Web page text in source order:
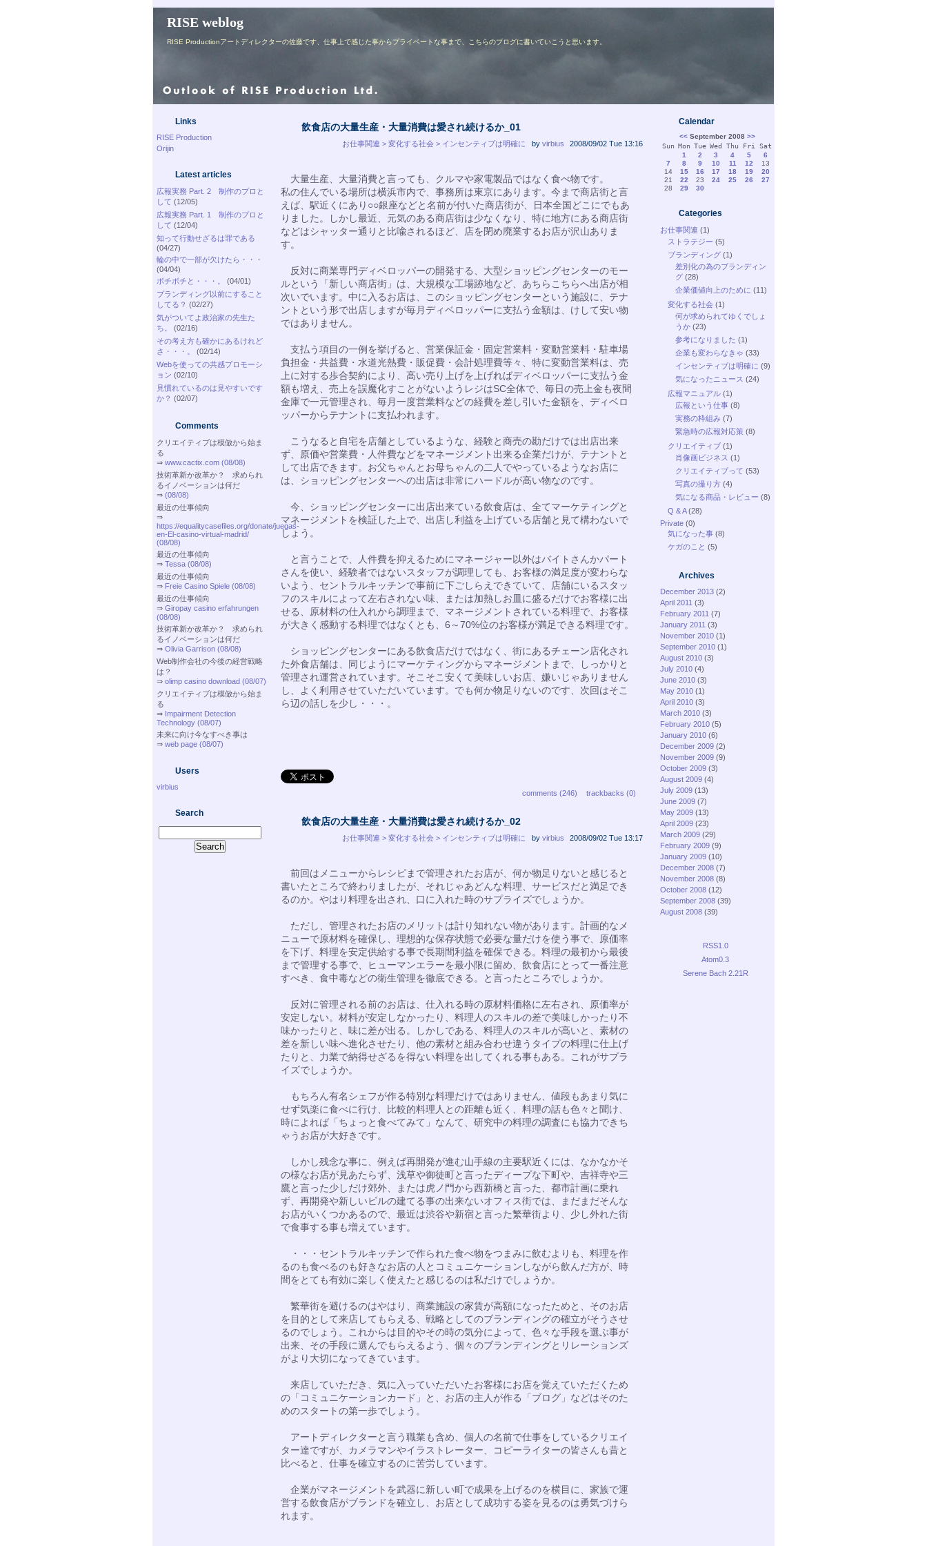
RISE weblog
RISE Productionアートディレクターの佐藤です、仕事上で感じた事からプライベートな事まで、こちらのブログに書いていこうと思います。
Links
RISE Production
Orijin
Latest articles
広報実務 Part. 2 制作のプロと
して (12/05)
広報実務 Part. 1 制作のプロと
して (12/04)
知って行動せざるは罪である
(04/27)
輪の中で一部が欠けたら・・・
(04/04)
ボチボチと・・・。
(04/01)
ブランディング以前にすること
してる？ (02/27)
気がついてよ政治家の先生た
ち。
(02/16)
その考え方も確かにあるけれど
さ・・・。
(02/14)
Webを使っての共感プロモーシ
ョン (02/10)
見慣れているのは見やすいです
か？ (02/07)
Comments
クリエイティブは模倣から始ま
る
⇒ www.cactix.com (08/08)
技術革新か改革か？ 求められ
るイノベーションは何だ
⇒ (08/08)
最近の仕事傾向
⇒
https://equalitycasefiles.org/donate/juegas-
en-El-casino-virtual-madrid/
(08/08)
最近の仕事傾向
⇒ Tessa (08/08)
最近の仕事傾向
⇒ Freie Casino Spiele (08/08)
最近の仕事傾向
⇒ Giropay casino erfahrungen
(08/08)
技術革新か改革か？ 求められ
るイノベーションは何だ
⇒ Olivia Garrison (08/08)
Web制作会社の今後の経営戦略
は？
⇒ olimp casino download (08/07)
クリエイティブは模倣から始ま
る
⇒ Impairment Detection
Technology (08/07)
未来に向け今なすべき事は
⇒ web page (08/07)
Users
virbius
Search
飲食店の大量生産・大量消費は愛され続けるか_01
お仕事関連 > 変化する社会 > インセンティブは明確に by virbius 2008/09/02 Tue 13:16
大量生産、大量消費と言っても、クルマや家電製品ではなく食べ物です。
私の住んでいる場所は横浜市内で、事務所は東京にあります。今まで商店街と言
えば、駅近くにあり○○銀座などと名前が付いた商店街が、日本全国どこにでもあ
りました。しかし最近、元気のある商店街は少なくなり、特に地方にある商店街
などはシャッター通りと比喩されるほど、店を閉め廃業するお店が沢山ありま
す。
反対に商業専門ディベロッパーの開発する、大型ショッピングセンターのモー
ルという「新しい商店街」は、大規模な工場跡地など、あちらこちらへ出店が相
次いでいます。中に入るお店は、このショッピングセンターという施設に、テナ
ントという形で出店しますが毎月ディベロッパーに支払う金額は、けして安い物
ではありません。
支払う項目の一例を挙げると、営業保証金・固定営業料・変動営業料・駐車場
負担金・共益費・水道光熱費・販促費・会計処理費等々、特に変動営業料は、売
上に対する歩合契約により、高い売り上げを上げればディベロッパーに支払う金
額も増え、売上を誤魔化すことがないようレジはSC全体で、毎日の売上金も夜間
金庫で一元管理され、毎月一度営業料などの経費を差し引いた金額を、ディベロ
ッパーからテナントに支払われます。
こうなると自宅を店舗としているような、経験と商売の勘だけでは出店出来
ず、原価や営業費・人件費などをマネージメント出来る企業だけが、テナントと
して出店できます。お父ちゃんとお母ちゃんの二人でやっているようなお店に
は、ショッピングセンターへの出店は非常にハードルが高い物なのです。
今、ショッピングセンターに出店出来ている飲食店は、全てマーケティングと
マネージメントを検証した上で、出店し利益を上げている店舗と見て構わないで
しょう。
と言うことで、人件費を抑えるためにマネージャー以外はバイトさんかパート
さんを使い、経験者ではないスタッフが調理しても、お客様の満足度が変わらな
いよう、セントラルキッチンで事前に下ごしらえできていて、店舗にいるスタッ
フのスキルによって左右されない味、または加熱しお皿に盛るだけでお客様に出
せる、原材料の仕入れから調理まで、マネージメントされている料理で、お客様
が大きく感動する料理ではなくとも、6～70%位のお客様が満足できる料理です。
ショッピングセンターにある飲食店だけではなく、街にあるチェーン店化され
た外食店舗は、同じようにマーケティングからマネージメントまで、しっかりと
管理され運営されています。そこそこ安くて美味しいお店、嫌いじゃありません
し、よく利用させていただいています。でも何か物足りないのです、次回はそこ
ら辺の話しを少し・・・。
comments (246) trackbacks (0)
飲食店の大量生産・大量消費は愛され続けるか_02
お仕事関連 > 変化する社会 > インセンティブは明確に by virbius 2008/09/02 Tue 13:17
前回はメニューからレシピまで管理されたお店が、何か物足りないと感じると
書いたところで終わりましたが、それじゃあどんな料理、サービスだと満足でき
るのか。やはり料理を出され、口に入れた時のサプライズでしょうか。
ただし、管理されたお店のメリットは計り知れない物があります。計画的なメ
ニューで原材料を確保し、理想的な保存状態で必要な量だけを使う事で、原価率
を下げ、料理を安定供給する事で長期間利益を確保できる。料理の最初から最後
まで管理する事で、ヒューマンエラーを最小限に留め、飲食店にとって一番注意
すべき、食中毒などの衛生管理を徹底できる。と言ったところでしょうか。
反対に管理される前のお店は、仕入れる時の原材料価格に左右され、原価率が
安定しない。材料が安定しなかったり、料理人のスキルの差で美味しかったり不
味かったりと、味に差が出る。しかしである、料理人のスキルが高いと、素材の
差を新しい味へ進化させたり、他の素材と組み合わせ違うタイプの料理に仕上げ
たりと、力業で納得せざるを得ない料理を出してくれる事もある。これがサプラ
イズでしょうか。
もちろん有名シェフが作る特別な料理だけではありません、値段もあまり気に
せず気楽に食べに行け、比較的料理人との距離も近く、料理の話も色々と聞け、
時によれば「ちょっと食べてみて」なんて、研究中の料理の調査にも協力できち
ゃうお店が大好きです。
しかし残念な事に、例えば再開発が進む山手線の主要駅近くには、なかなかそ
の様なお店が見あたらず、浅草や御徒町と言ったディープな下町や、吉祥寺や三
鷹と言った少しだけ郊外、または虎ノ門から西新橋と言った、都市計画に乗れ
ず、再開発や新しいビルの建てる事の出来ないオフィス街では、まだまだそんな
お店がいくつかあるので、最近は渋谷や新宿と言った繁華街より、少し外れた街
で食事する事も増えています。
・・・セントラルキッチンで作られた食べ物をつまみに飲むよりも、料理を作
るのも食べるのも好きなお店の人とコミュニケーションしながら飲んだ方が、時
間をとても有効に楽しく使えたと感じるのは私だけでしょうか。
繁華街を避けるのはやはり、商業施設の家賃が高額になったためと、そのお店
を目的として来店してもらえる、戦略としてのブランディングの確立がそうさせ
るのでしょう。これからは目的やその時の気分によって、色々な手段を選ぶ事が
出来、その手段に選んでもらえるよう、個々のブランディングとリレーションズ
がより大切になってきています。
来店していただき、気に入っていただいたお客様にお店を覚えていただくため
の「コミュニケーションカード」と、お店の主人が作る「ブログ」などはそのた
めのスタートの第一歩でしょう。
アートディレクターと言う職業も含め、個人の名前で仕事をしているクリエイ
ター達ですが、カメラマンやイラストレーター、コピーライターの皆さんも昔と
比べると、仕事を確立するのに苦労しています。
企業がマネージメントを武器に新しい町で成果を上げるのを横目に、家族で運
営する飲食店がブランドを確立し、お店として成功する姿を見るのは勇気づけら
れます。
Calendar
<<September 2008 >>
Sun Mon Tue Wed Thu Fri
Sat
1
2 3 4 5
6
7
8 9 10 11 12
13
14
15 16 17 18 19
20
21
22 23 24 25 26
27
28
29 30
Categories
お仕事関連 (1)
ストラテジー (5)
ブランディング (1)
差別化の為のブランディン
グ (28)
企業価値向上のために (11)
変化する社会 (1)
何が求められてゆくでしょ
うか (23)
参考になりました (1)
企業も変わらなきゃ (33)
インセンティブは明確に (9)
気になったニュース (24)
広報マニュアル (1)
広報という仕事 (8)
実務の枠組み (7)
緊急時の広報対応策 (8)
クリエイティブ (1)
肖像画ビジネス (1)
クリエイティブって (53)
写真の撮り方 (4)
気になる商品・レビュー (8)
Q & A(28)
Private (0)
気になった事 (8)
ケガのこと (5)
Archives
December 2013 (2)
April 2011 (3)
February 2011 (7)
January 2011 (3)
November 2010 (1)
September 2010 (1)
August 2010 (3)
July 2010 (4)
June 2010 (3)
May 2010 (1)
April 2010 (3)
March 2010 (3)
February 2010 (5)
January 2010 (6)
December 2009 (2)
November 2009 (9)
October 2009 (3)
August 2009 (4)
July 2009 (13)
June 2009 (7)
May 2009 (13)
April 2009 (23)
March 2009 (29)
February 2009 (9)
January 2009 (10)
December 2008 (7)
November 2008 (8)
October 2008 (12)
September 2008 (39)
August 2008 (39)
RSS1.0
Atom0.3
Serene Bach 2.21R